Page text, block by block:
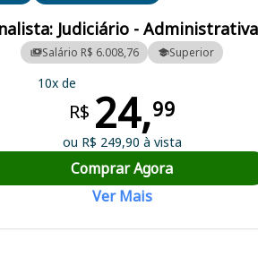
Judiciário - Administrativa
Salário R$ 6.008,76 Superior
10x de
R$ 24,99
ou R$ 249,90 à vista
Comprar Agora
Ver Mais